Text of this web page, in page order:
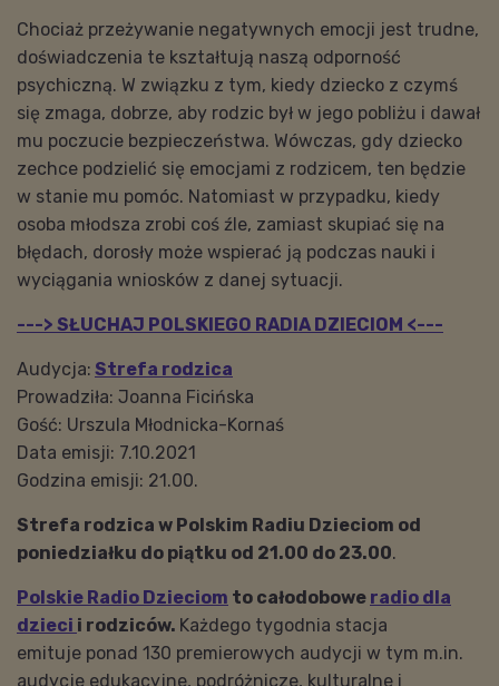
Chociaż przeżywanie negatywnych emocji jest trudne,
doświadczenia te kształtują naszą odporność
psychiczną. W związku z tym, kiedy dziecko z czymś
się zmaga, dobrze, aby rodzic był w jego pobliżu i dawał
mu poczucie bezpieczeństwa. Wówczas, gdy dziecko
zechce podzielić się emocjami z rodzicem, ten będzie
w stanie mu pomóc. Natomiast w przypadku, kiedy
osoba młodsza zrobi coś źle, zamiast skupiać się na
błędach, dorosły może wspierać ją podczas nauki i
wyciągania wniosków z danej sytuacji.
---> SŁUCHAJ POLSKIEGO RADIA DZIECIOM <---
Audycja: Strefa rodzica
Prowadziła: Joanna Ficińska
Gość: Urszula Młodnicka-Kornaś
Data emisji: 7.10.2021
Godzina emisji: 21.00.
Strefa rodzica w Polskim Radiu Dzieciom od
poniedziałku do piątku od 21.00 do 23.00.
Polskie Radio Dzieciom to całodobowe radio dla
dzieci i rodziców. Każdego tygodnia stacja
emituje ponad 130 premierowych audycji w tym m.in.
audycje edukacyjne, podróżnicze, kulturalne i